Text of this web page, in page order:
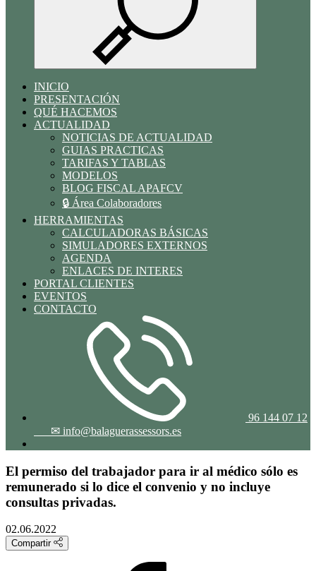
INICIO
PRESENTACIÓN
QUÉ HACEMOS
ACTUALIDAD
NOTICIAS DE ACTUALIDAD
GUIAS PRACTICAS
TARIFAS Y TABLAS
MODELOS
BLOG FISCAL APAFCV
🔒 Área Colaboradores
HERRAMIENTAS
CALCULADORAS BÁSICAS
SIMULADORES EXTERNOS
AGENDA
ENLACES DE INTERES
PORTAL CLIENTES
EVENTOS
CONTACTO
96 144 07 12
✉ info@balaguerassessors.es
El permiso del trabajador para ir al médico sólo es
remunerado si lo dice el convenio y no incluye
consultas privadas.
02.06.2022
Compartir